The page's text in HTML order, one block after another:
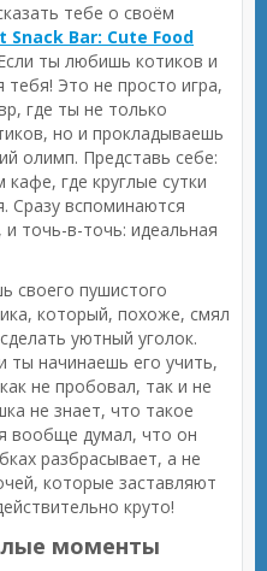
тебе о своём
Snack Bar: Cute Food
ты любишь котиков и
Это не просто игра,
где ты не только
но и прокладываешь
олимп. Представь себе:
где круглые сутки
Сразу вспоминаются
точь-в-точь: идеальная
своего пушистого
который, похоже, смял
уютный уголок.
ты начинаешь его учить,
не пробовал, так и не
не знает, что такое
вообще думал, что он
разбрасывает, а не
которые заставляют
круто!
моменты